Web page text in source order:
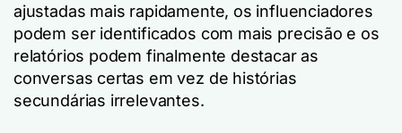
ajustadas mais rapidamente, os influenciadores
podem ser identificados com mais precisão e os
relatórios podem finalmente destacar as
conversas certas em vez de histórias
secundárias irrelevantes.